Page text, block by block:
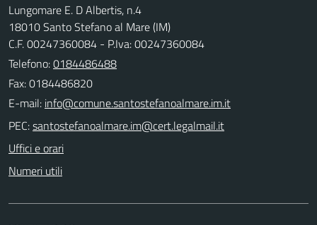
Lungomare E. D Albertis, n.4
18010 Santo Stefano al Mare (IM)
C.F. 00247360084 - P.Iva: 00247360084
Telefono:0184486488
Fax: 0184486820
E-mail:
PEC:
Uffici e orari
Numeri utili